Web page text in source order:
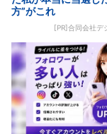
方”がこれ
[PR]合同会社デ